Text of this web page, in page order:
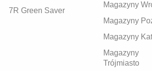
7R Green Saver
Magazyny
Magazyny
Magazyny
Magazyny
Trójmiasto